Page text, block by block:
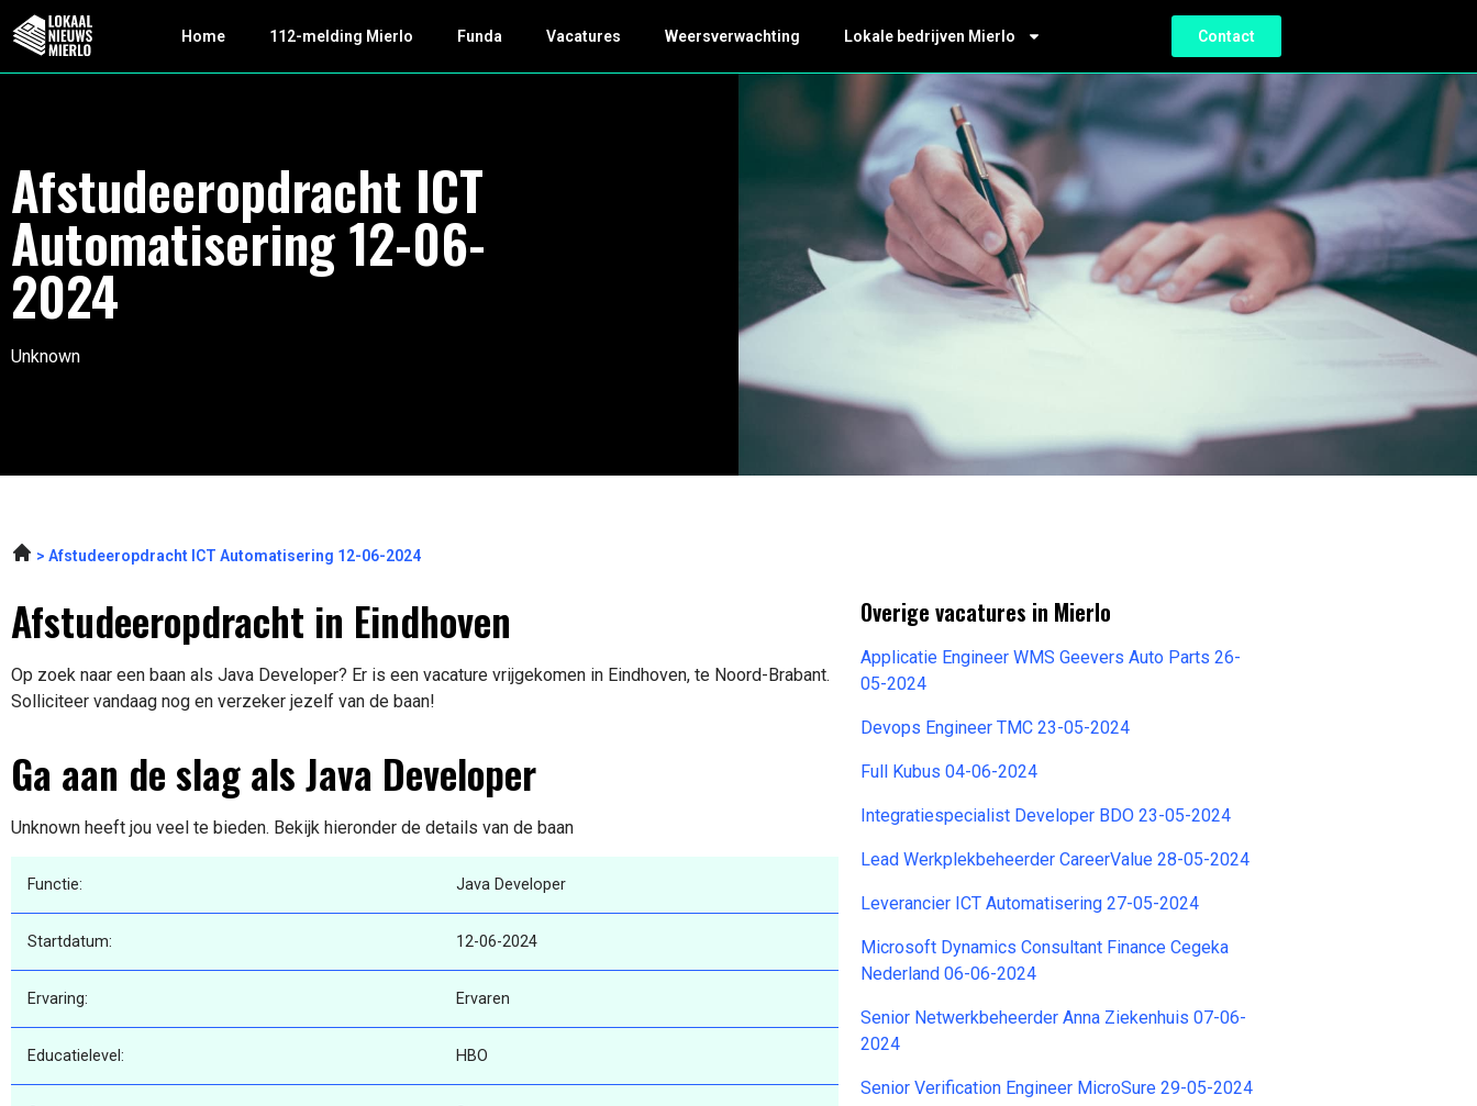
Home 112-melding Mierlo Funda Vacatures Weersverwachting Lokale bedrijven Mierlo Contact
Afstudeeropdracht ICT
Automatisering 12-06-
2024
Unknown
Afstudeeropdracht ICT Automatisering 12-06-2024
Afstudeeropdracht in Eindhoven
Op zoek naar een baan als Java Developer? Er is een vacature vrijgekomen in Eindhoven, te Noord-Brabant.
Solliciteer vandaag nog en verzeker jezelf van de baan!
Ga aan de slag als Java Developer
Unknown heeft jou veel te bieden. Bekijk hieronder de details van de baan
Functie: Java Developer
Startdatum: 12-06-2024
Ervaring: Ervaren
Educatielevel: HBO
Overige vacatures in Mierlo
Applicatie Engineer WMS Geevers Auto Parts 26-
05-2024
Devops Engineer TMC 23-05-2024
Full Kubus 04-06-2024
Integratiespecialist Developer BDO 23-05-2024
Lead Werkplekbeheerder CareerValue 28-05-2024
Leverancier ICT Automatisering 27-05-2024
Microsoft Dynamics Consultant Finance Cegeka
Nederland 06-06-2024
Senior Netwerkbeheerder Anna Ziekenhuis 07-06-
2024
Senior Verification Engineer MicroSure 29-05-2024